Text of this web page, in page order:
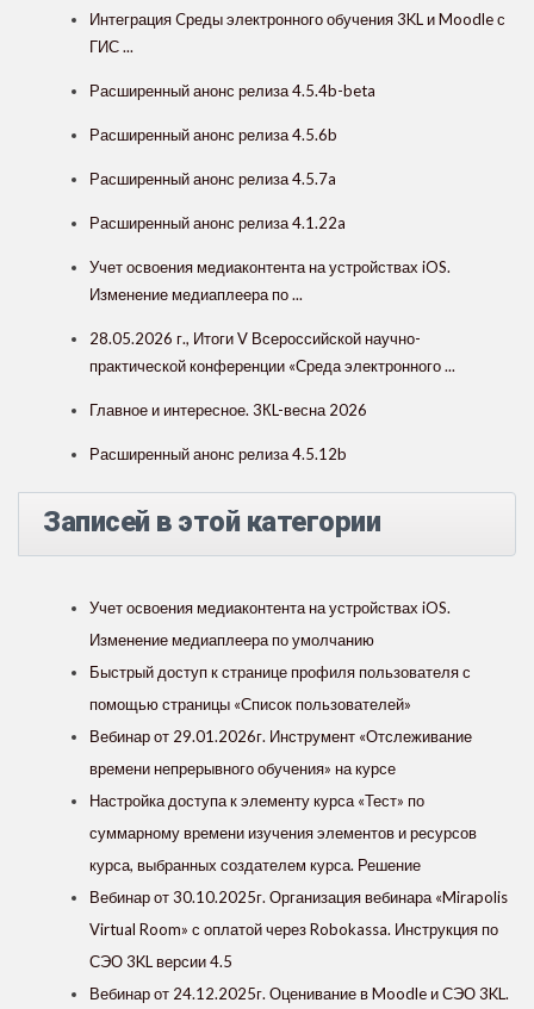
Интеграция Cреды электронного обучения 3KL и Moodle с
ГИС ...
Расширенный анонс релиза 4.5.4b-beta
Расширенный анонс релиза 4.5.6b
Расширенный анонс релиза 4.5.7a
Расширенный анонс релиза 4.1.22a
Учет освоения медиаконтента на устройствах iOS.
Изменение медиаплеера по ...
28.05.2026 г., Итоги V Всероссийской научно-
практической конференции «Среда электронного ...
Главное и интересное. 3КL-весна 2026
Расширенный анонс релиза 4.5.12b
Записей в этой категории
Учет освоения медиаконтента на устройствах iOS.
Изменение медиаплеера по умолчанию
Быстрый доступ к странице профиля пользователя с
помощью страницы «Список пользователей»
Вебинар от 29.01.2026г. Инструмент «Отслеживание
времени непрерывного обучения» на курсе
Настройка доступа к элементу курса «Тест» по
суммарному времени изучения элементов и ресурсов
курса, выбранных создателем курса. Решение
Вебинар от 30.10.2025г. Организация вебинара «Mirapolis
Virtual Room» с оплатой через Robokassa. Инструкция по
СЭО 3KL версии 4.5
Вебинар от 24.12.2025г. Оценивание в Moodle и СЭО 3KL.